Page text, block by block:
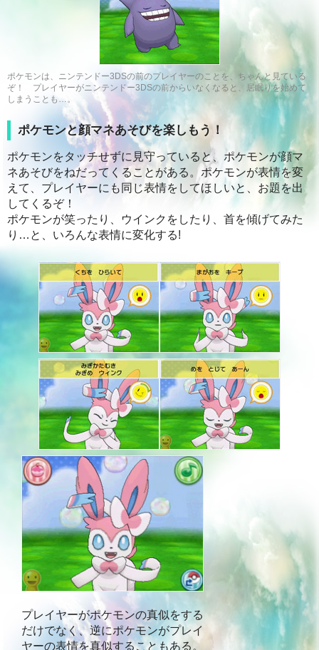
ポケモンは、ニンテンドー3DSの前のプレイヤーのことを、ちゃんと見ている
ぞ！ プレイヤーがニンテンドー3DSの前からいなくなると、居眠りを始めて
しまうことも…。
ポケモンと顔マネあそびを楽しもう！
ポケモンをタッチせずに見守っていると、ポケモンが顔マ
ネあそびをねだってくることがある。ポケモンが表情を変
えて、プレイヤーにも同じ表情をしてほしいと、お題を出
してくるぞ！
ポケモンが笑ったり、ウインクをしたり、首を傾げてみた
り…と、いろんな表情に変化する!
プレイヤーがポケモンの真似をする
だけでなく、逆にポケモンがプレイ
ヤーの表情を真似することもある。